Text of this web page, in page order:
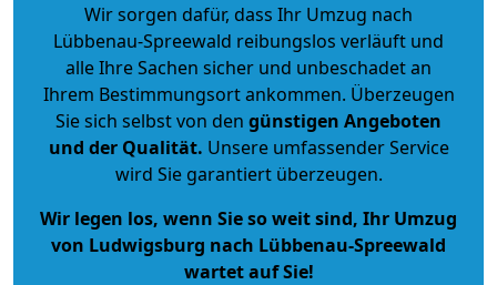
Wir sorgen dafür, dass Ihr Umzug nach
Lübbenau-Spreewald reibungslos verläuft und
alle Ihre Sachen sicher und unbeschadet an
Ihrem Bestimmungsort ankommen. Überzeugen
Sie sich selbst von den günstigen Angeboten
und der Qualität. Unsere umfassender Service
wird Sie garantiert überzeugen.
Wir legen los, wenn Sie so weit sind, Ihr Umzug
von Ludwigsburg nach Lübbenau-Spreewald
wartet auf Sie!